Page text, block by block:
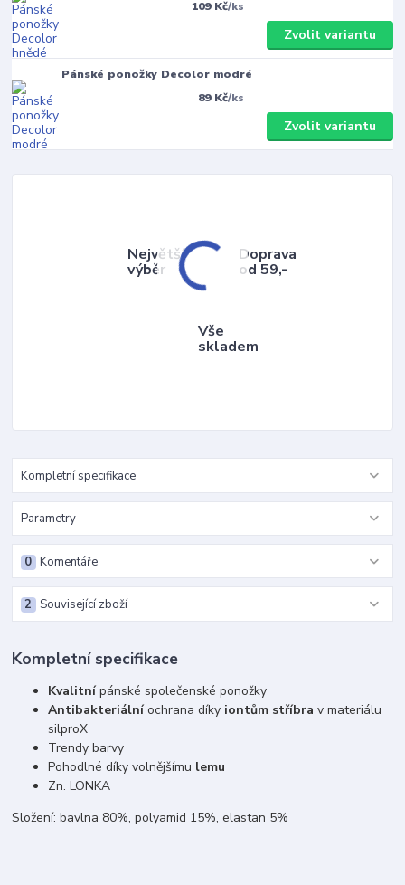
109 Kč/ks
Zvolit variantu
Pánské ponožky Decolor modré
89 Kč/ks
Zvolit variantu
Největší
výběr
Doprava
od 59,-
Vše
skladem
Kompletní specifikace
Parametry
Komentáře
0
Související zboží
2
Kompletní specifikace
Kvalitnípánské společenské ponožky
Antibakteriálníochrana díky iontům stříbra v materiálu
silproX
Trendy barvy
Pohodlné díky volnějšímu lemu
Zn. LONKA
Složení: bavlna 80%, polyamid 15%, elastan 5%